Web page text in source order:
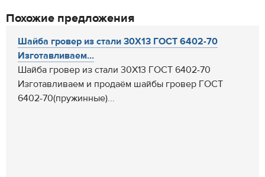
Похожие предложения
Шайба гровер из стали 30Х13 ГОСТ 6402-70
Изготавливаем...
Шайба гровер из стали 30Х13 ГОСТ 6402-70
Изготавливаем и продаём шайбы гровер ГОСТ
6402-70(пружинные)...